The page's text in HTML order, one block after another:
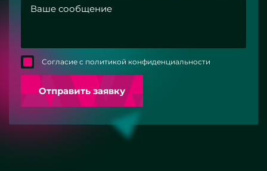
Согласие с политикой конфиденциальности
Отправить заявку